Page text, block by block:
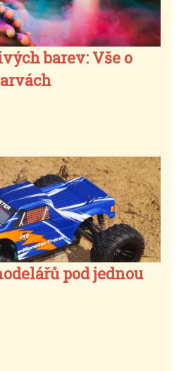
barev: Vše o
pod jednou